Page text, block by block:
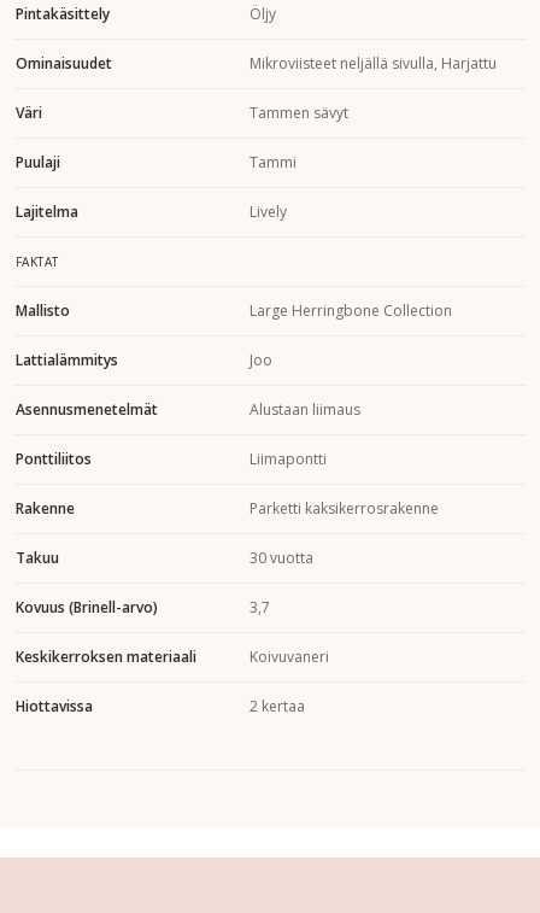
Pintakäsittely Öljy
Ominaisuudet Mikroviisteet neljällä sivulla, Harjattu
Väri Tammen sävyt
Puulaji Tammi
Lajitelma Lively
FAKTAT
Mallisto Large Herringbone Collection
Lattialämmitys Joo
Asennusmenetelmät Alustaan liimaus
Ponttiliitos Liimapontti
Rakenne Parketti kaksikerrosrakenne
Takuu 30 vuotta
Kovuus (Brinell-arvo) 3,7
Keskikerroksen materiaali Koivuvaneri
Hiottavissa 2 kertaa